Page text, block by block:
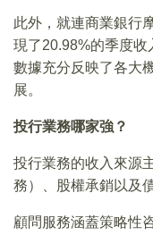
此外，就連商業銀行
現了20.98%的季度
數據充分反映了各大
展。
投行業務哪家強？
投行業務的收入來源
務）、股權承銷以及
顧問服務涵蓋策略性